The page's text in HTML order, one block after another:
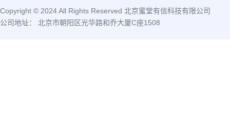
Copyright © 2024 All Rights Reserved 北京蜜堂有信科技有限公司
公司地址： 北京市朝阳区光华路和乔大厦C座1508